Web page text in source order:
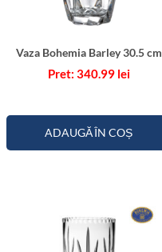
Vaza Bohemia Barley 30.5 cm
340.99 lei
ADAUGĂ ÎN COȘ